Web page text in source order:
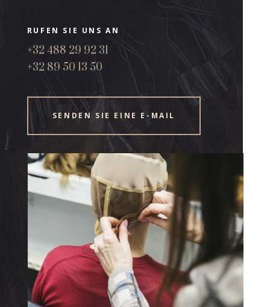
RUFEN SIE UNS AN
+32 488 29 92 31
+32 89 50 13 50
SENDEN SIE EINE E-MAIL